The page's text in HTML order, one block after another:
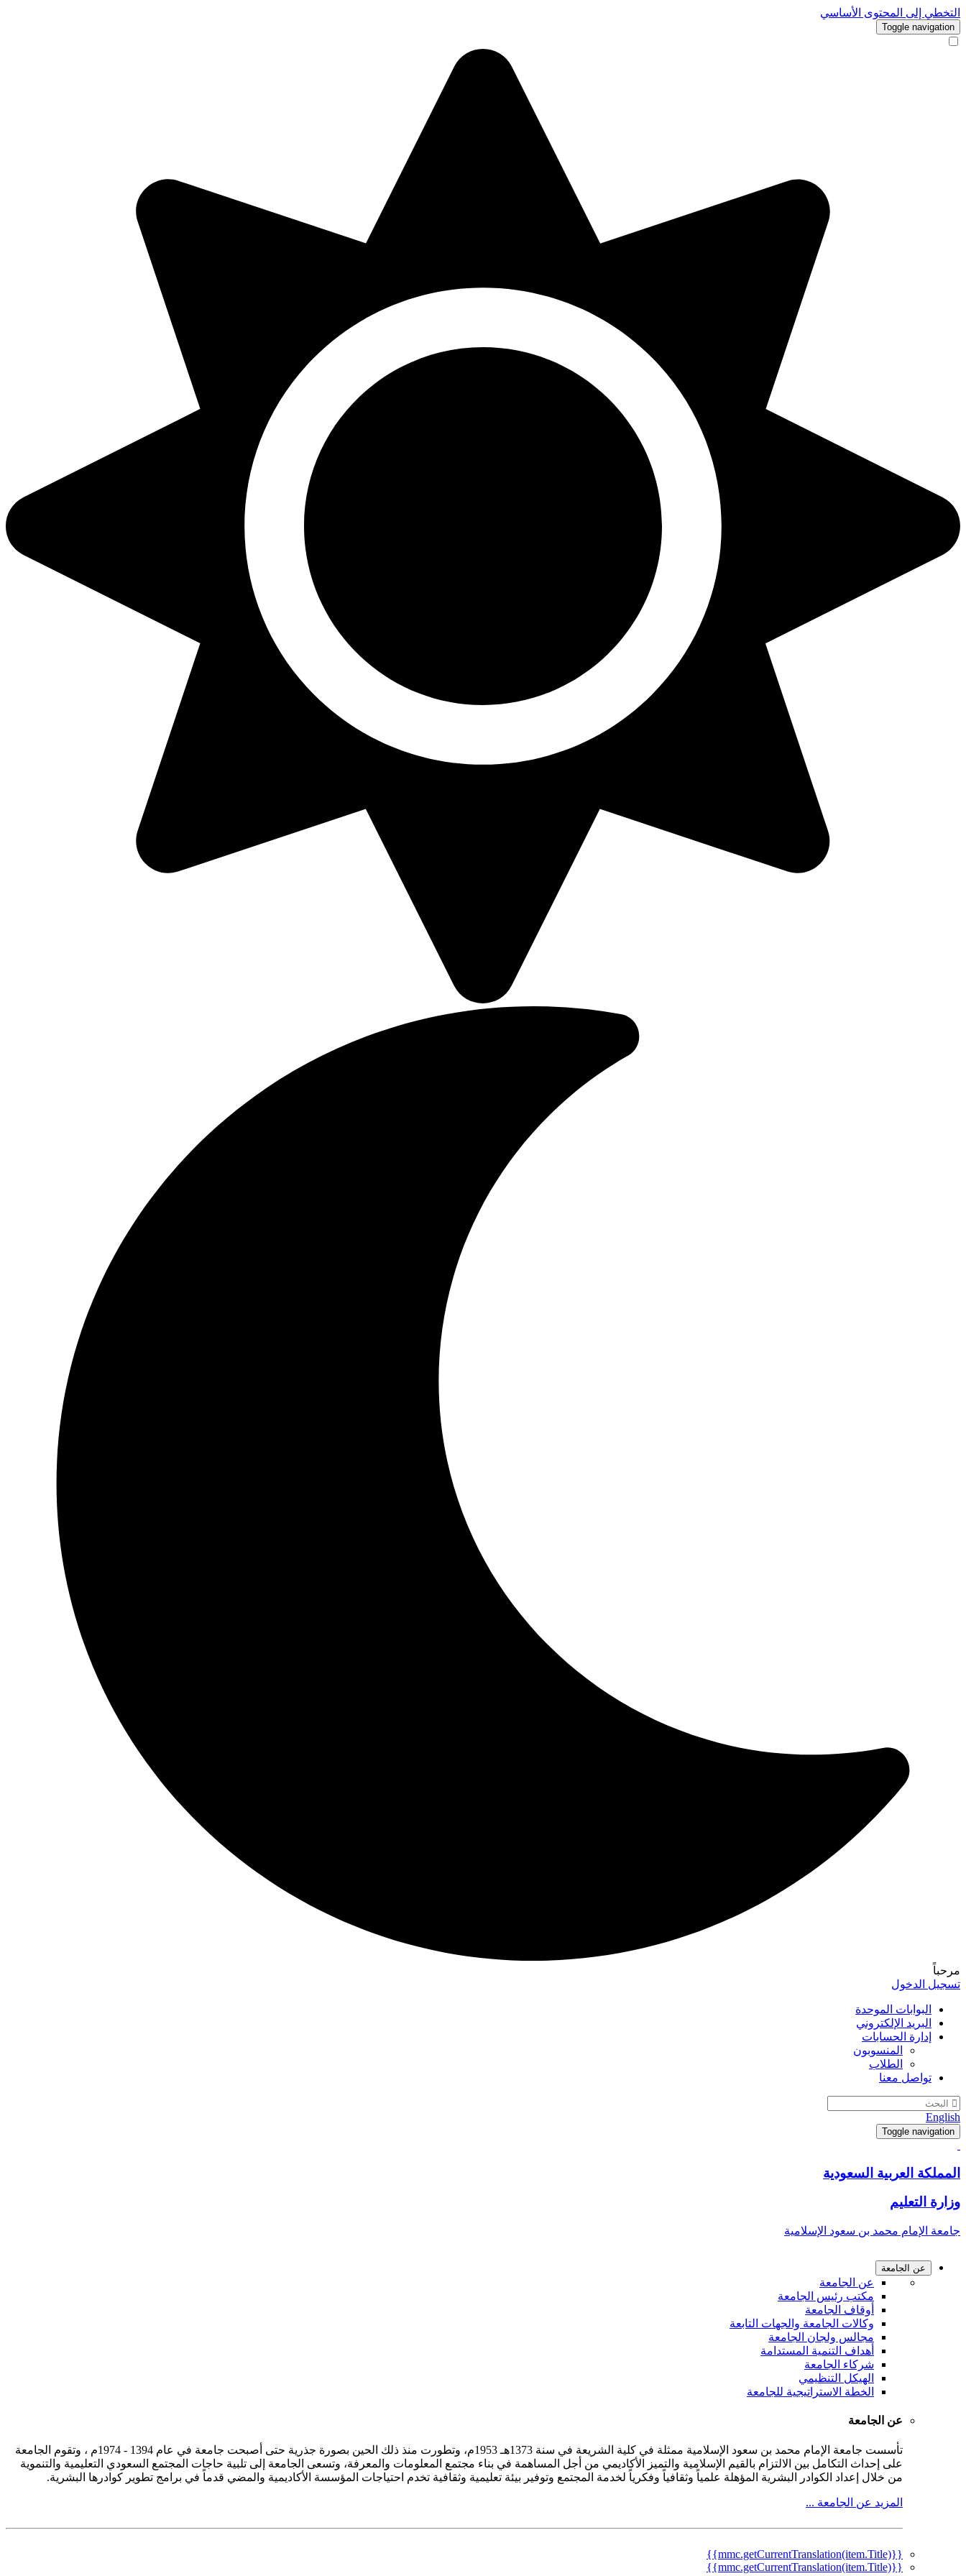
التخطي إلى المحتوى الأساسي
Toggle navigation
مرحباً
تسجيل الدخول
البوابات الموحدة
البريد الإلكتروني
إدارة الحسابات
المنسوبون
الطلاب
تواصل معنا
English
Toggle navigation
المملكة العربية السعودية
وزارة التعليم
جامعة الإمام محمد بن سعود الإسلامية
عن الجامعة
عن الجامعة
مكتب رئيس الجامعة
أوقاف الجامعة
وكالات الجامعة والجهات التابعة
مجالس ولجان الجامعة
أهداف التنمية المستدامة
شركاء الجامعة
الهيكل التنظيمي
الخطة الاستراتيجية للجامعة
عن الجامعة
تأسست جامعة الإمام محمد بن سعود الإسلامية ممثلة في كلية الشريعة في سنة 1373هـ 1953م، وتطورت منذ ذلك الحين بصورة جذرية حتى أصبحت جامعة في عام 1394 - 1974م ، وتقوم الجامعة
على إحداث التكامل بين الالتزام بالقيم الإسلامية والتميز الأكاديمي من أجل المساهمة في بناء مجتمع المعلومات والمعرفة، وتسعى الجامعة إلى تلبية حاجات المجتمع السعودي التعليمية والتنموية
من خلال إعداد الكوادر البشرية المؤهلة علمياً وثقافياً وفكرياً لخدمة المجتمع وتوفير بيئة تعليمية وثقافية تخدم احتياجات المؤسسة الأكاديمية والمضي قدماً في برامج تطوير كوادرها البشرية.
المزيد عن الجامعة ...
{{mmc.getCurrentTranslation(item.Title)}}
{{mmc.getCurrentTranslation(item.Title)}}